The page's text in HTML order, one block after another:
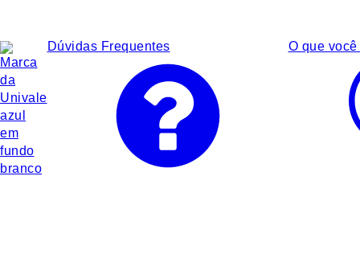
Dúvidas Frequentes O que